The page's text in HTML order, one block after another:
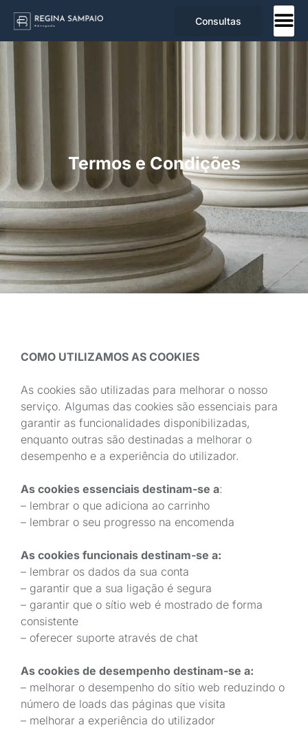
Consultas
Termos e Condições
COMO UTILIZAMOS AS COOKIES
As cookies são utilizadas para melhorar o nosso
serviço. Algumas das cookies são essenciais para
garantir as funcionalidades disponibilizadas,
enquanto outras são destinadas a melhorar o
desempenho e a experiência do utilizador.
As cookies essenciais destinam-se a:
– lembrar o que adiciona ao carrinho
– lembrar o seu progresso na encomenda
As cookies funcionais destinam-se a:
– lembrar os dados da sua conta
– garantir que a sua ligação é segura
– garantir que o sítio web é mostrado de forma
consistente
– oferecer suporte através de chat
As cookies de desempenho destinam-se a:
– melhorar o desempenho do sítio web reduzindo o
número de loads das páginas que visita
– melhorar a experiência do utilizador